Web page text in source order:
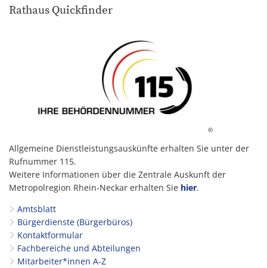
Rathaus Quickfinder
©
Allgemeine Dienstleistungsauskünfte erhalten Sie unter der
Rufnummer 115.
Weitere Informationen über die Zentrale Auskunft der
Metropolregion Rhein-Neckar erhalten Sie hier.
Amtsblatt
Bürgerdienste (Bürgerbüros)
Kontaktformular
Fachbereiche und Abteilungen
Mitarbeiter*innen A-Z